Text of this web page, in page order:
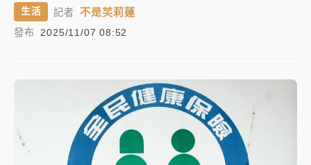
周末精選｜
任 預算難關如何解？
要3件事
父親節玩樂園！六福村今明2天「爸爸免費」 遠雄海洋
白海豚逼近！新北高灘地停車場下午4時強制拖吊 中午
生活 記者 不是芙莉蓮
發布 2025/11/07 08:52